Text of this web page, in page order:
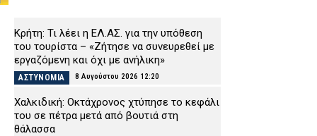
Κρήτη: Τι λέει η ΕΛ.ΑΣ. για την υπόθεση
του τουρίστα – «Ζήτησε να συνευρεθεί με
εργαζόμενη και όχι με ανήλικη»
ΑΣΤΥΝΟΜΙΑ 8 Αυγούστου 2026 12:20
Χαλκιδική: Οκτάχρονος χτύπησε το κεφάλι
του σε πέτρα μετά από βουτιά στη
θάλασσα